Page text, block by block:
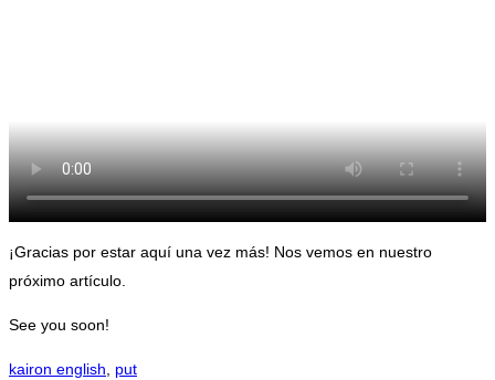
¡Gracias por estar aquí una vez más! Nos vemos en nuestro
próximo artículo.
See you soon!
kairon english
put